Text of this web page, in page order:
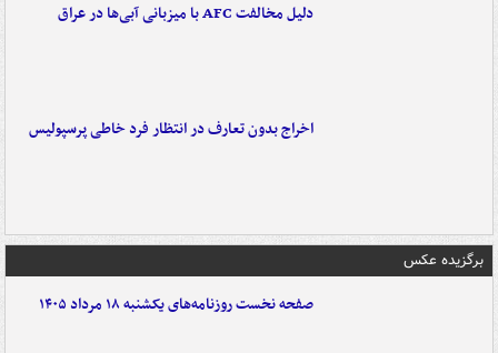
دلیل مخالفت AFC با میزبانی آبی‌ها در عراق
اخراج بدون تعارف در انتظار فرد خاطی پرسپولیس
برگزیده عکس
صفحه نخست روزنامه‌های یکشنبه ۱۸ مرداد ۱۴۰۵